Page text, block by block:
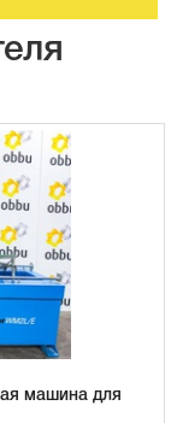
машина для